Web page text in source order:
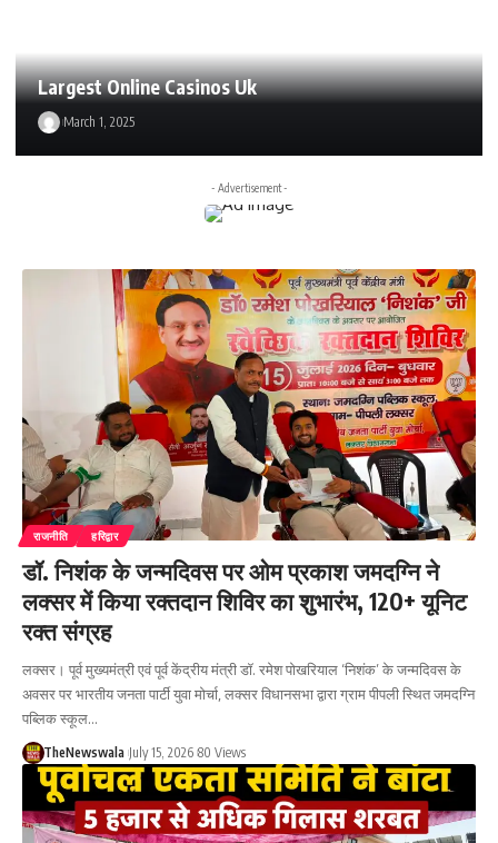
Largest Online Casinos Uk
March 1, 2025
- Advertisement -
राजनीति हरिद्वार
डॉ. निशंक के जन्मदिवस पर ओम प्रकाश जमदग्नि ने
लक्सर में किया रक्तदान शिविर का शुभारंभ, 120+ यूनिट
रक्त संग्रह
लक्सर। पूर्व मुख्यमंत्री एवं पूर्व केंद्रीय मंत्री डॉ. रमेश पोखरियाल ‘निशंक’ के जन्मदिवस के
अवसर पर भारतीय जनता पार्टी युवा मोर्चा, लक्सर विधानसभा द्वारा ग्राम पीपली स्थित जमदग्नि
पब्लिक स्कूल…
TheNewswala July 15, 2026 80 Views